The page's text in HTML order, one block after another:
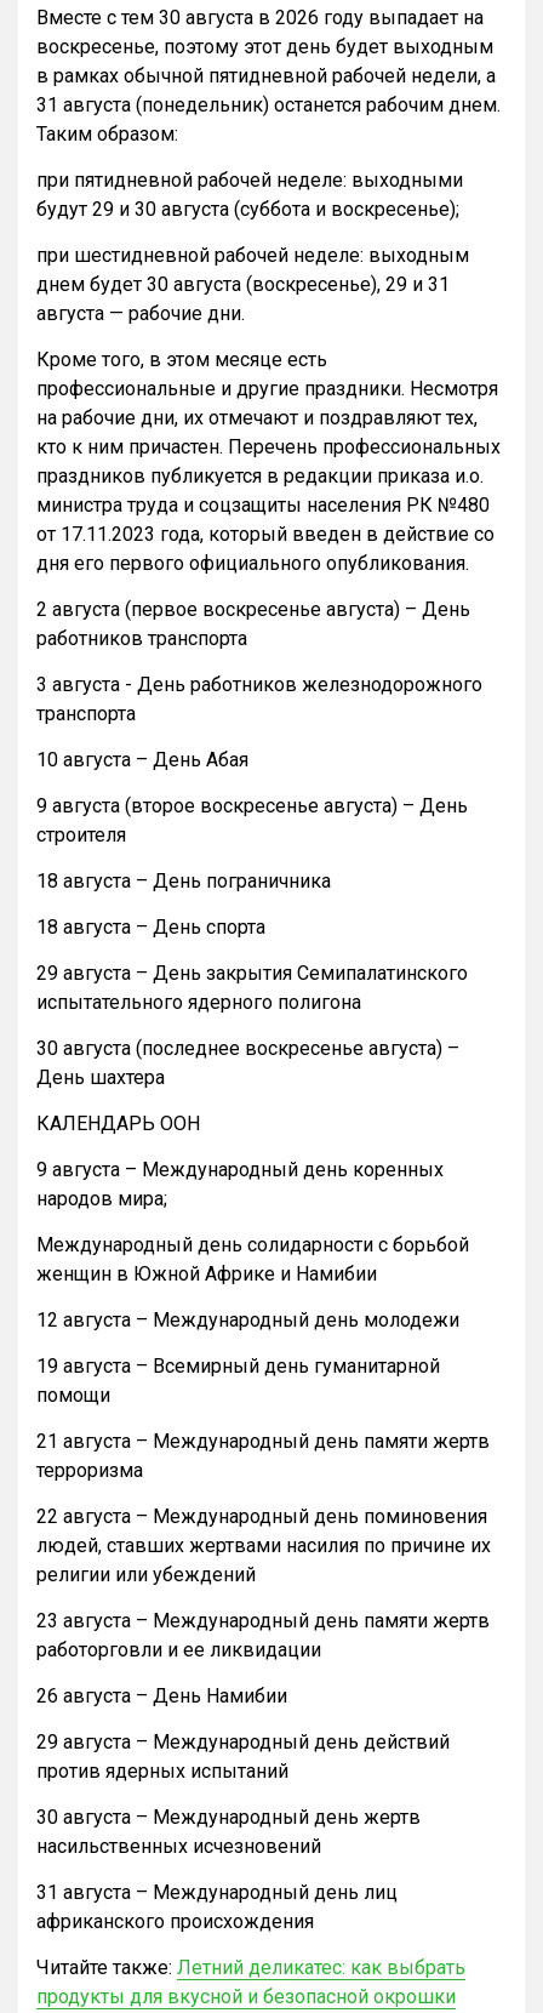
Вместе с тем 30 августа в 2026 году выпадает на
воскресенье, поэтому этот день будет выходным
в рамках обычной пятидневной рабочей недели, а
31 августа (понедельник) останется рабочим днем.
Таким образом:
при пятидневной рабочей неделе: выходными
будут 29 и 30 августа (суббота и воскресенье);
при шестидневной рабочей неделе: выходным
днем будет 30 августа (воскресенье), 29 и 31
августа — рабочие дни.
Кроме того, в этом месяце есть
профессиональные и другие праздники. Несмотря
на рабочие дни, их отмечают и поздравляют тех,
кто к ним причастен. Перечень профессиональных
праздников публикуется в редакции приказа и.о.
министра труда и соцзащиты населения РК №480
от 17.11.2023 года, который введен в действие со
дня его первого официального опубликования.
2 августа (первое воскресенье августа) – День
работников транспорта
3 августа - День работников железнодорожного
транспорта
10 августа – День Абая
9 августа (второе воскресенье августа) – День
строителя
18 августа – День пограничника
18 августа – День спорта
29 августа – День закрытия Семипалатинского
испытательного ядерного полигона
30 августа (последнее воскресенье августа) –
День шахтера
КАЛЕНДАРЬ ООН
9 августа – Международный день коренных
народов мира;
Международный день солидарности с борьбой
женщин в Южной Африке и Намибии
12 августа – Международный день молодежи
19 августа – Всемирный день гуманитарной
помощи
21 августа – Международный день памяти жертв
терроризма
22 августа – Международный день поминовения
людей, ставших жертвами насилия по причине их
религии или убеждений
23 августа – Международный день памяти жертв
работорговли и ее ликвидации
26 августа – День Намибии
29 августа – Международный день действий
против ядерных испытаний
30 августа – Международный день жертв
насильственных исчезновений
31 августа – Международный день лиц
африканского происхождения
Читайте также: Летний деликатес: как выбрать
продукты для вкусной и безопасной окрошки